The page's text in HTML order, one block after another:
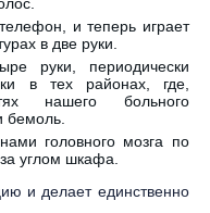
и теперь играет
в две руки.
руки, периодически
в тех районах, где,
нашего больного
бемоль.
головного мозга по
углом шкафа.
и делает единственно